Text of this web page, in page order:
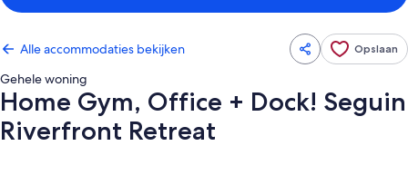
Alle accommodaties bekijken Opslaan
Gehele woning
Home Gym, Office + Dock! Seguin
Riverfront Retreat